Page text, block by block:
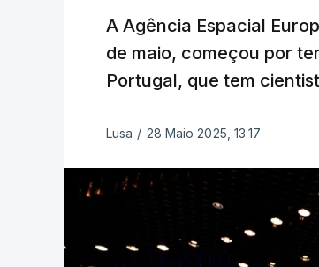
A Agência Espacial
de maio, começou por
Portugal, que tem
Lusa / 28 Maio 2025, 13:17